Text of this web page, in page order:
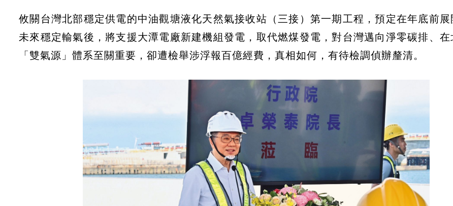
攸關台灣北部穩定供電的中油觀塘液化天然氣接收站（三接）第一期工程，預定在年底前展
未來穩定輸氣後，將支援大潭電廠新建機組發電，取代燃煤發電，對台灣邁向淨零碳排、在
「雙氣源」體系至關重要，卻遭檢舉涉浮報百億經費，真相如何，有待檢調偵辦釐清。